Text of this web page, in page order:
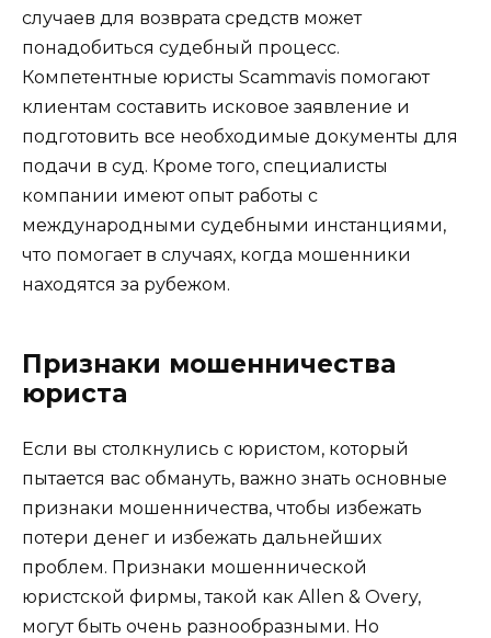
случаев для возврата средств может
понадобиться судебный процесс.
Компетентные юристы Scammavis помогают
клиентам составить исковое заявление и
подготовить все необходимые документы для
подачи в суд. Кроме того, специалисты
компании имеют опыт работы с
международными судебными инстанциями,
что помогает в случаях, когда мошенники
находятся за рубежом.
Признаки мошенничества
юриста
Если вы столкнулись с юристом, который
пытается вас обмануть, важно знать основные
признаки мошенничества, чтобы избежать
потери денег и избежать дальнейших
проблем. Признаки мошеннической
юристской фирмы, такой как Allen & Overy,
могут быть очень разнообразными. Но